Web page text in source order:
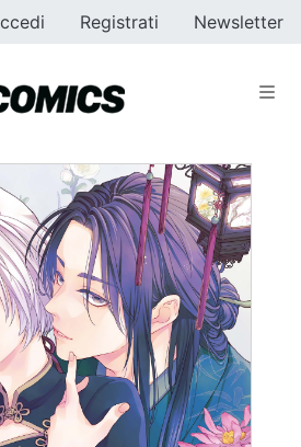
Registrati Newsletter